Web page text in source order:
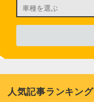
人気記事ランキング